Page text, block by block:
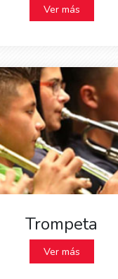
Ver más
Trompeta
Ver más